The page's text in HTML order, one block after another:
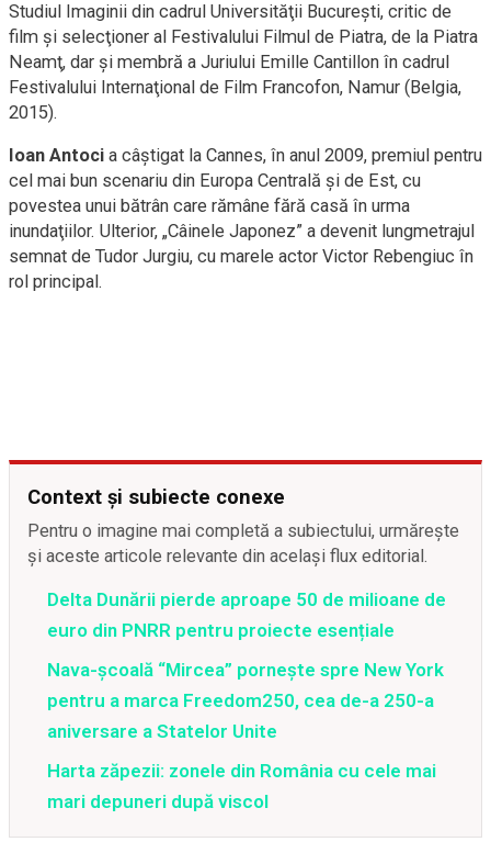
Studiul Imaginii din cadrul Universităţii Bucureşti, critic de
film şi selecţioner al Festivalului Filmul de Piatra, de la Piatra
Neamţ, dar şi membră a Juriului Emille Cantillon în cadrul
Festivalului Internaţional de Film Francofon, Namur (Belgia,
2015).
Ioan Antoci a câştigat la Cannes, în anul 2009, premiul pentru
cel mai bun scenariu din Europa Centrală şi de Est, cu
povestea unui bătrân care rămâne fără casă în urma
inundaţiilor. Ulterior, „Câinele Japonez” a devenit lungmetrajul
semnat de Tudor Jurgiu, cu marele actor Victor Rebengiuc în
rol principal.
Context și subiecte conexe
Pentru o imagine mai completă a subiectului, urmărește
și aceste articole relevante din același flux editorial.
Delta Dunării pierde aproape 50 de milioane de
euro din PNRR pentru proiecte esențiale
Nava-școală “Mircea” pornește spre New York
pentru a marca Freedom250, cea de-a 250-a
aniversare a Statelor Unite
Harta zăpezii: zonele din România cu cele mai
mari depuneri după viscol